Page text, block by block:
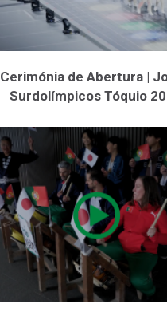
Cerimónia de Abertura |
Surdolímpicos Tóquio